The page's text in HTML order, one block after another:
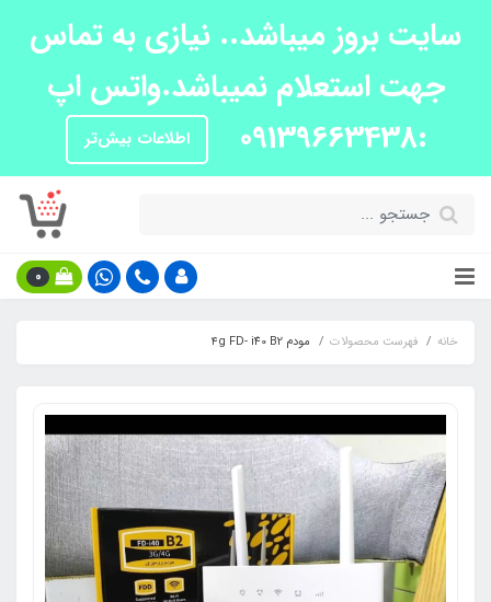
سایت بروز میباشد.. نیازی به تماس
جهت استعلام نمیباشد.واتس اپ
:09139663438
اطلاعات بیش‌تر
0
خانه فهرست محصولات مودم ۴g FD- i40 B2